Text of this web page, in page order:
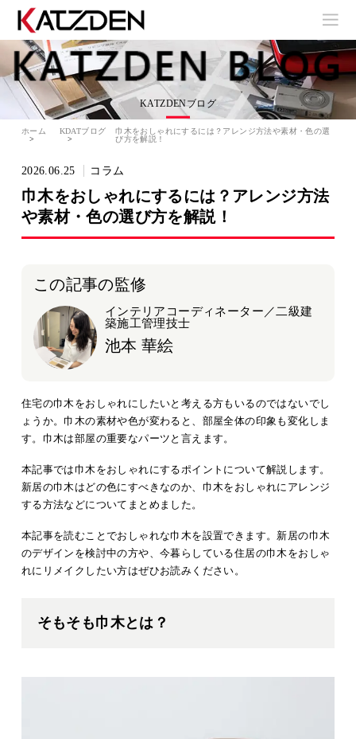
KATZDENブログ
ホーム KDATブログ
巾木をおしゃれにするには？アレンジ方法や素材・色の選
び方を解説！
2026.06.25 コラム
巾木をおしゃれにするには？アレンジ方法
や素材・色の選び方を解説！
この記事の監修
インテリアコーディネーター／二級建
築施工管理技士
池本 華絵
住宅の巾木をおしゃれにしたいと考える方もいるのではないでし
ょうか。巾木の素材や色が変わると、部屋全体の印象も変化しま
す。巾木は部屋の重要なパーツと言えます。
本記事では巾木をおしゃれにするポイントについて解説します。
新居の巾木はどの色にすべきなのか、巾木をおしゃれにアレンジ
する方法などについてまとめました。
本記事を読むことでおしゃれな巾木を設置できます。新居の巾木
のデザインを検討中の方や、今暮らしている住居の巾木をおしゃ
れにリメイクしたい方はぜひお読みください。
そもそも巾木とは？